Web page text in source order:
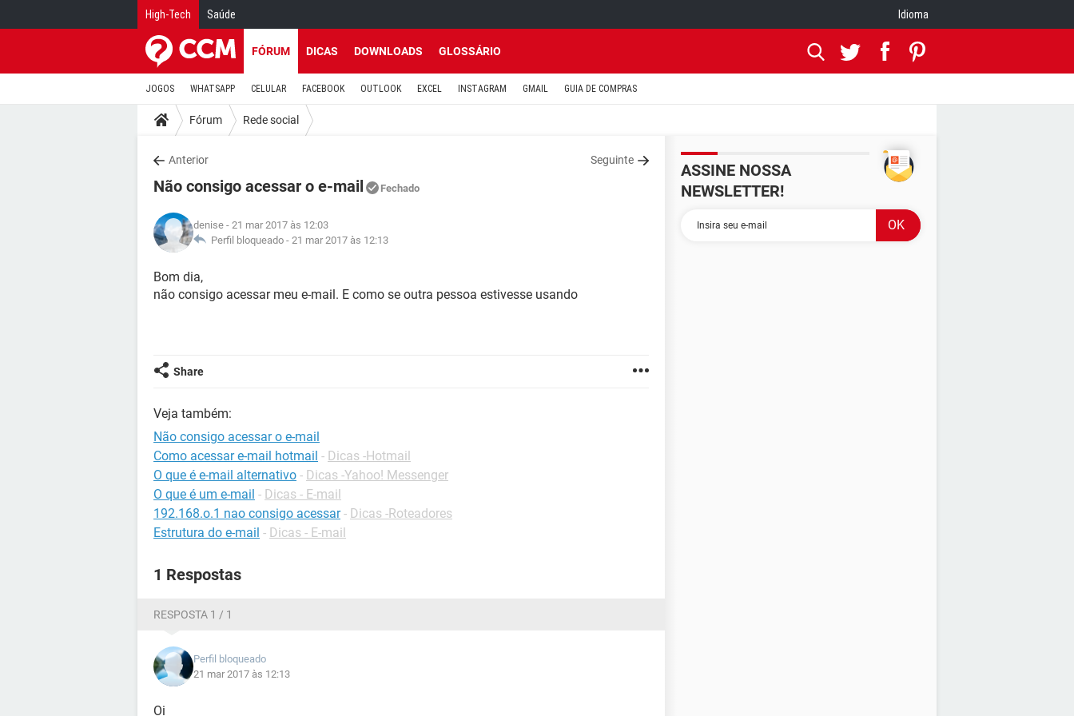
High-Tech Saúde Idioma
FÓRUM DICAS DOWNLOADS GLOSSÁRIO
JOGOS WHATSAPP CELULAR FACEBOOK OUTLOOK EXCEL INSTAGRAM GMAIL GUIA DE COMPRAS
Fórum Rede social
Anterior Seguinte
Não consigo acessar o e-mail Fechado
denise - 21 mar 2017 às 12:03
Perfil bloqueado - 21 mar 2017 às 12:13
Bom dia,
não consigo acessar meu e-mail. E como se outra pessoa estivesse usando
Share
Veja também:
Não consigo acessar o e-mail
Como acessar e-mail hotmail - Dicas -Hotmail
O que é e-mail alternativo - Dicas -Yahoo! Messenger
O que é um e-mail - Dicas - E-mail
192.168.o.1 nao consigo acessar - Dicas -Roteadores
Estrutura do e-mail - Dicas - E-mail
1 Respostas
RESPOSTA 1 / 1
Perfil bloqueado
21 mar 2017 às 12:13
Oi
ASSINE NOSSA
NEWSLETTER!